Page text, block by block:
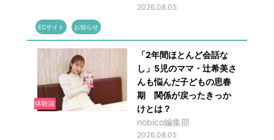
2026.08.05
ECサイト お知らせ
体験談
「2年間ほとんど会話な
し」5児のママ・辻希美さ
んも悩んだ子どもの思春
期 関係が戻ったきっか
けとは？
nobico編集部
2026.08.05